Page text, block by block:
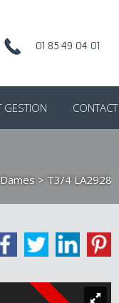
01 85 49 04 01
GESTION CONTACT
> T3/4 LA2928